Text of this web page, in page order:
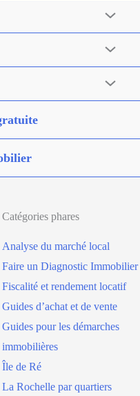
Catégories phares
Analyse du marché local
Faire un Diagnostic Immobilier
Fiscalité et rendement locatif
Guides d’achat et de vente
Guides pour les démarches
immobilières
Île de Ré
La Rochelle par quartiers